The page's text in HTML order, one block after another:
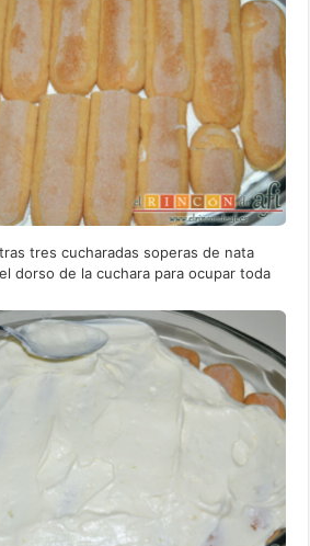
tres cucharadas soperas de nata
dorso de la cuchara para ocupar toda